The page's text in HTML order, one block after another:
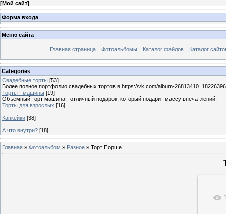
[Мой сайт]
Форма входа
Меню сайта
Главная страница Фотоальбомы Каталог файлов Каталог
Categories
Свадебные торты [53]
Более полное портфолио свадебных тортов в https://vk.com/album-
Торты - машины [19]
Объемный торт машина - отличный подарок, который подарит массу впечатлений!
Торты для взрослых [16]
Капкейки [38]
А что внутри? [18]
Главная » Фотоальбом » Разное » Торт Порше